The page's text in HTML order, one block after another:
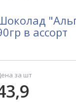
в ассорт
за шт